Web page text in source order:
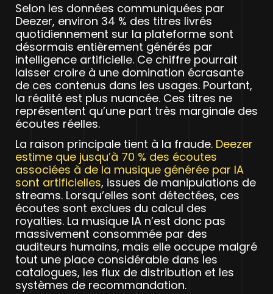
Selon les données communiquées par
Deezer, environ 34 % des titres livrés
quotidiennement sur la plateforme sont
désormais entièrement générés par
intelligence artificielle. Ce chiffre pourrait
laisser croire à une domination écrasante
de ces contenus dans les usages. Pourtant,
la réalité est plus nuancée. Ces titres ne
représentent qu’une part très marginale des
écoutes réelles.
La raison principale tient à la fraude. Deezer
estime que jusqu’à 70 % des écoutes
associées à de la musique générée par IA
sont artificielles, issues de manipulations de
streams. Lorsqu’elles sont détectées, ces
écoutes sont exclues du calcul des
royalties. La musique IA n’est donc pas
massivement consommée par des
auditeurs humains, mais elle occupe malgré
tout une place considérable dans les
catalogues, les flux de distribution et les
systèmes de recommandation.